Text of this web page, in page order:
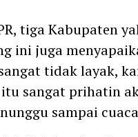
tiga Kabupaten
ini juga
tidak layak,
sangat prihatin
sampai